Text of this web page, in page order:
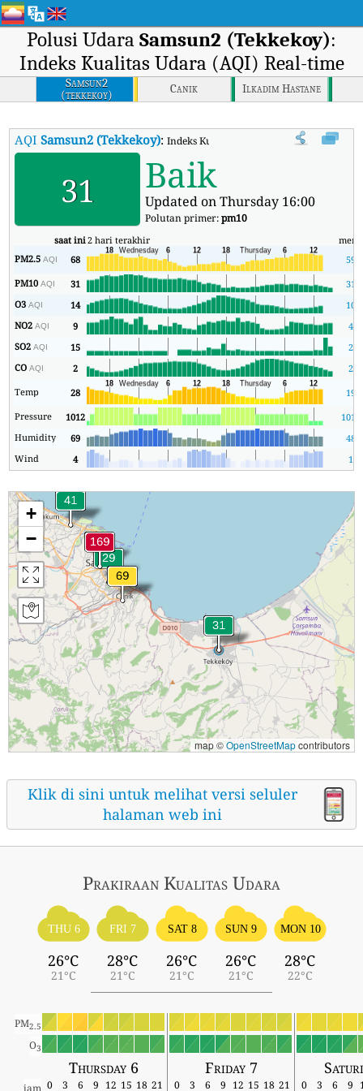
Polusi Udara Samsun2 (Tekkekoy):
Indeks Kualitas Udara (AQI) Real-time
Samsun2
(tekkekoy)
Canik Ilkadim Hastane
AQISamsun2 (Tekkekoy):Indeks Kualitas Udara (AQI) Real-time
31 Baik
Updated on Thursday 16:00
Polutan primer:pm10
saat ini2 hari terakhir
PM2.5AQI 68
59
PM10AQI 31
31
O3AQI 14
10
NO2AQI 9
4
SO2AQI 15
2
COAQI 2
2
Temp
28
19
Pressure
1012
1012
Humidity
69
48
Wind
4 1
+
−
map ©OpenStreetMapcontributors
Klik di sini untuk melihat versi seluler
halaman web ini
Prakiraan Kualitas Udara
THU 6
26°C
21°C
FRI 7
28°C
21°C
SAT 8
26°C
21°C
SUN 9
26°C
21°C
MON 10
28°C
22°C
PM2.5
O3
Thursday 6 Friday 7
jam 0 3 6 9 12 15 18 21 0 3 6 9 12 15 18 21 0 3 6 9